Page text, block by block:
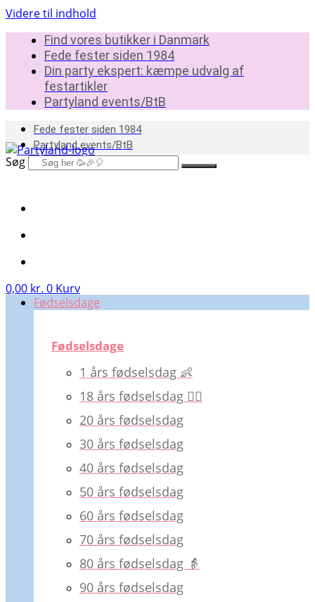
Videre til indhold
Find vores butikker i Danmark
Fede fester siden 1984
Din party ekspert: kæmpe udvalg af
festartikler
Partyland events/BtB
Fede fester siden 1984
Partyland events/BtB
Søg
0,00 kr. 0 Kurv
Fødselsdage
Fødselsdage
1 års fødselsdag 👶
18 års fødselsdag 💁‍♀️
20 års fødselsdag
30 års fødselsdag
40 års fødselsdag
50 års fødselsdag
60 års fødselsdag
70 års fødselsdag
80 års fødselsdag 👵
90 års fødselsdag